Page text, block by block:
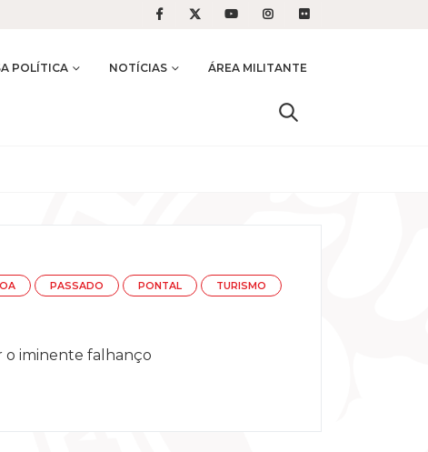
POLÍTICA NOTÍCIAS ÁREA MILITANTE
PASSADO PONTAL TURISMO
o iminente falhanço